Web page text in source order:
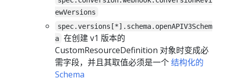
ewVersions
spec.versions[*].schema.openAPIV3Schem
a 在创建 v1 版本的
CustomResourceDefinition 对象时变成必
需字段，并且其取值必须是一个结构化的
Schema